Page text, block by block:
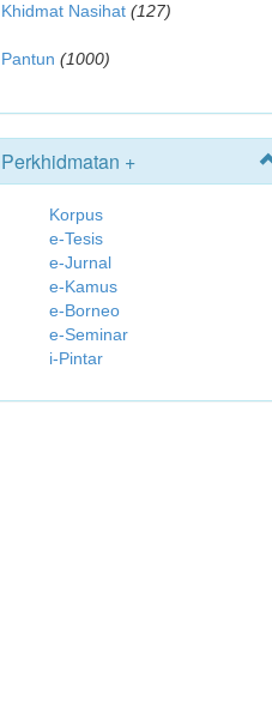
Khidmat Nasihat (127)
Pantun (1000)
Perkhidmatan +
Korpus
e-Tesis
e-Jurnal
e-Kamus
e-Borneo
e-Seminar
i-Pintar